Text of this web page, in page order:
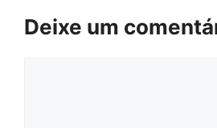
Deixe um